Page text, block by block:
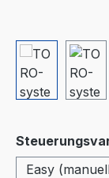
Easy